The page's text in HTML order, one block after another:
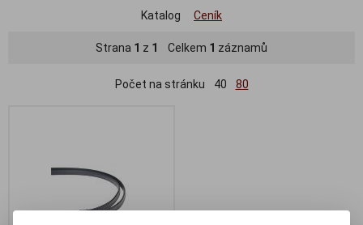
Katalog Ceník
Strana 1 z 1 Celkem 1 záznamů
Počet na stránku 40 80